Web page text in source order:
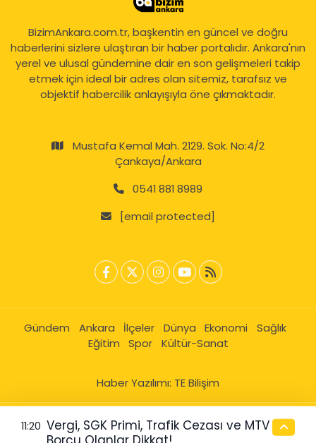
BizimAnkara.com.tr, başkentin en güncel ve doğru
haberlerini sizlere ulaştıran bir haber portalıdır. Ankara'nın
yerel ve ulusal gündemine dair en son gelişmeleri takip
etmek için ideal bir adres olan sitemiz, tarafsız ve
objektif habercilik anlayışıyla öne çıkmaktadır.
Mustafa Kemal Mah. 2129. Sok. No:4/2
Çankaya/Ankara
0541 881 8989
[email protected]
Gündem Ankara İlçeler Dünya Ekonomi
Sağlık
Eğitim
Spor Kültür-Sanat
Haber Yazılımı: TE Bilişim
11:20 Vergi, SGK Primi, Trafik Cezası ve MTV